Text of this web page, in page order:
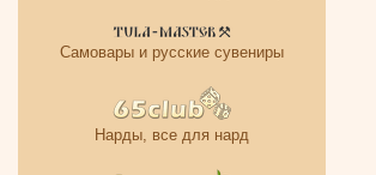
Самовары и русские сувениры
Нарды, все для нард